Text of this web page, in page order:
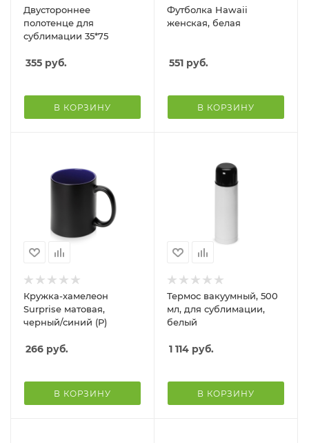
Двустороннее
полотенце для
сублимации 35*75
355 руб.
В КОРЗИНУ
Футболка Hawaii
женская, белая
551 руб.
В КОРЗИНУ
Кружка-хамелеон
Surprise матовая,
черный/синий (P)
266 руб.
В КОРЗИНУ
Термос вакуумный, 500
мл, для сублимации,
белый
1 114 руб.
В КОРЗИНУ